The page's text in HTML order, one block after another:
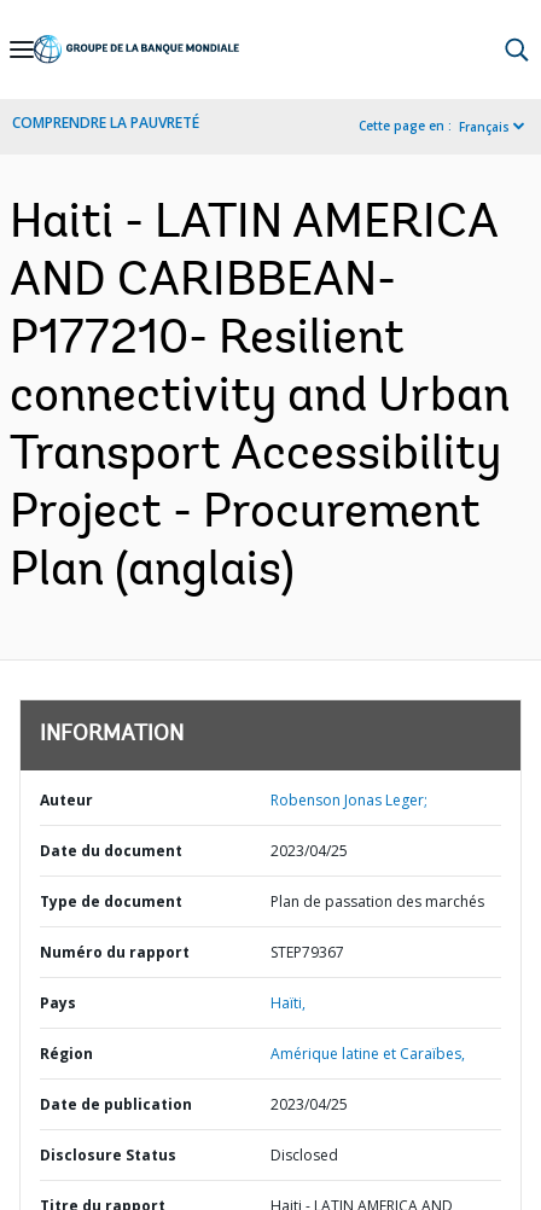
Skip
Navigation
COMPRENDRE LA PAUVRETÉ Cette page en : Français
Haiti - LATIN AMERICA
AND CARIBBEAN-
P177210- Resilient
connectivity and Urban
Transport Accessibility
Project - Procurement
Plan (anglais)
INFORMATION
Auteur Robenson Jonas Leger;
Date du document 2023/04/25
Type de document Plan de passation des marchés
Numéro du rapport STEP79367
Pays Haïti,
Région Amérique latine et Caraïbes,
Date de publication 2023/04/25
Disclosure Status Disclosed
Titre du rapport
Haiti - LATIN AMERICA AND